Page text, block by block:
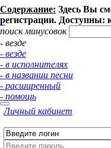
Содержание: Здесь Вы
регистрации. Доступны:
поиск минусовок
- везде
- везде
- в исполнителях
- в названии песни
- расширенный
- помощь
Личный кабинет